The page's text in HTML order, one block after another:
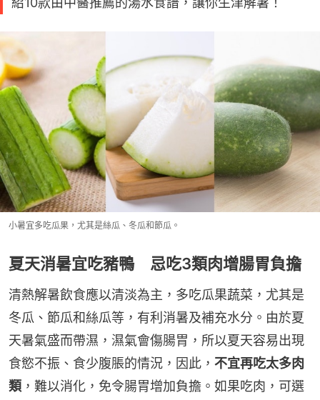
小暑宜多吃瓜果，尤其是絲瓜、冬瓜和節瓜。
夏天消暑宜吃豬鴨 忌吃3類肉增腸胃負擔
清熱解暑飲食應以清淡為主，多吃瓜果蔬菜，尤其是
冬瓜、節瓜和絲瓜等，有利消暑及補充水分。由於夏
天暑氣盛而帶濕，濕氣會傷腸胃，所以夏天容易出現
食慾不振、食少腹脹的情況，因此， 不宜再吃太多肉
類 ，難以消化，免令腸胃增加負擔。如果吃肉，可選